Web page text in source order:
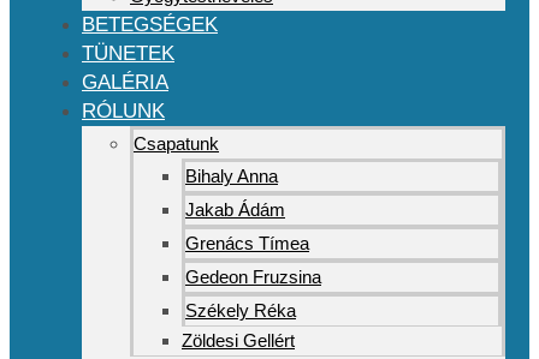
BETEGSÉGEK
TÜNETEK
GALÉRIA
RÓLUNK
Csapatunk
Bihaly Anna
Jakab Ádám
Grenács Tímea
Gedeon Fruzsina
Székely Réka
Zöldesi Gellért